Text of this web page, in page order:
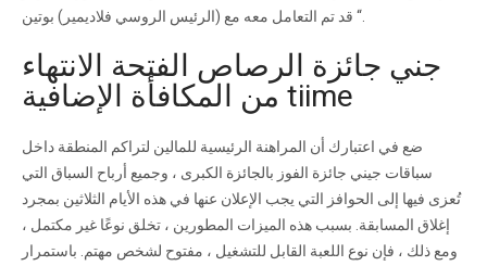
قد تم التعامل معه مع (الرئيس الروسي فلاديمير) بوتين “.
جني جائزة الرصاص الفتحة الانتهاء
من المكافأة الإضافية tiime
ضع في اعتبارك أن المراهنة الرئيسية للمالين لتراكم المنطقة داخل
سباقات جيني جائزة الفوز بالجائزة الكبرى ، وجميع أرباح السباق التي
تُعزى فيها إلى الحوافز التي يجب الإعلان عنها في هذه الأيام الثلاثين بمجرد
إغلاق المسابقة. بسبب هذه الميزات المطورين ، تخلق نوعًا غير مكتمل ،
ومع ذلك ، فإن نوع اللعبة القابل للتشغيل ، مفتوح لشخص مهتم. باستمرار